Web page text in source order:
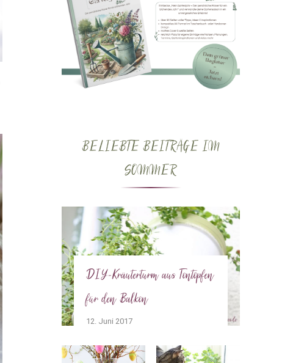
BELIEBTE BEITRÄGE IM
SOMMER
DIY-Kräuterturm aus Tontöpfen
für den Balkon
12. Juni 2017